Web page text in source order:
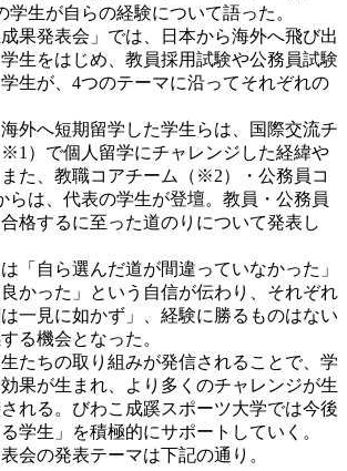
学生が自らの経験について語った。
果発表会」では、日本から海外へ飛び出
生をはじめ、教員採用試験や公務員試験
生が、4つのテーマに沿ってそれぞれの
外へ短期留学した学生らは、国際交流チ
）で個人留学にチャレンジした経緯や
た、教職コアチーム（※2）・公務員コ
は、代表の学生が登壇。教員・公務員
合格するに至った道のりについて発表し
「自ら選んだ道が間違っていなかった」
良かった」という自信が伝わり、それぞれ
一見に如かず」、経験に勝るものはない
る機会となった。
たちの取り組みが発信されることで、学
果が生まれ、より多くのチャレンジが生
れる。びわこ成蹊スポーツ大学では今後
学生」を積極的にサポートしていく。
会の発表テーマは下記の通り。